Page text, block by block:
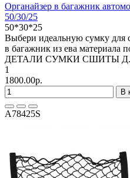
Органайзер в багажник
50/30/25
50*30*25
Выбери идеальную сумку для
в багажник из ева материала
ДЕТАЛИ СУМКИ СШИТЫ
1
1800.00р.
В
A78425S